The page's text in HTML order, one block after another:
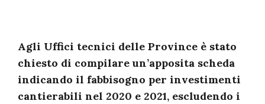
Agli Uffici tecnici delle Province è stato
chiesto di compilare un’apposita scheda
indicando il fabbisogno per investimenti
cantierabili nel 2020 e 2021, escludendo i